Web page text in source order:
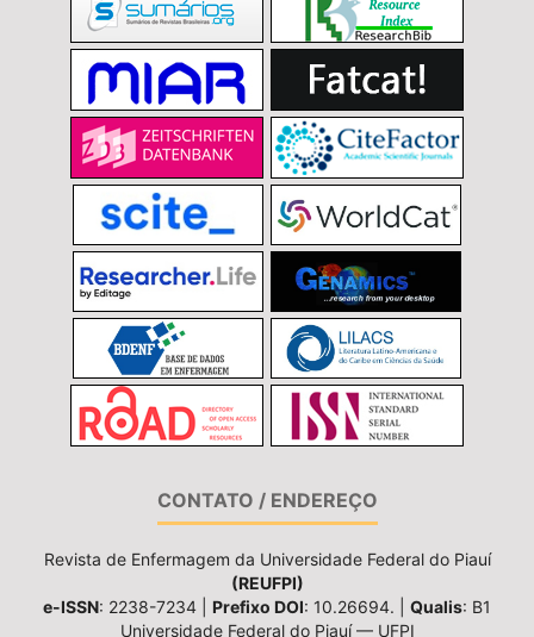
CONTATO / ENDEREÇO
Revista de Enfermagem da Universidade Federal do Piauí
(REUFPI)
e-ISSN: 2238-7234 | Prefixo DOI: 10.26694. | Qualis: B1
Universidade Federal do Piauí — UFPI